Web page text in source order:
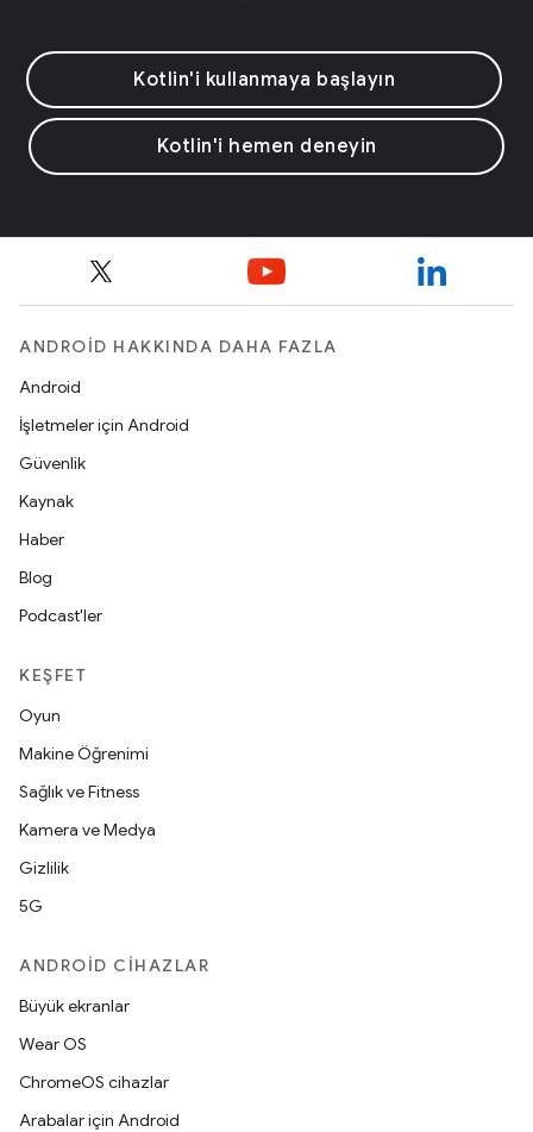
Kotlin'i kullanmaya başlayın
Kotlin'i hemen deneyin
ANDROID HAKKINDA DAHA FAZLA
Android
İşletmeler için Android
Güvenlik
Kaynak
Haber
Blog
Podcast'ler
KEŞFET
Oyun
Makine Öğrenimi
Sağlık ve Fitness
Kamera ve Medya
Gizlilik
5G
ANDROID CIHAZLAR
Büyük ekranlar
Wear OS
ChromeOS cihazlar
Arabalar için Android